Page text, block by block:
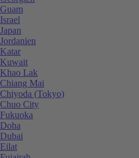
Guam
Israel
Japan
Jordanien
Katar
Kuwait
Khao Lak
Chiang Mai
Chiyoda (Tokyo)
Chuo City
Fukuoka
Doha
Dubai
Eilat